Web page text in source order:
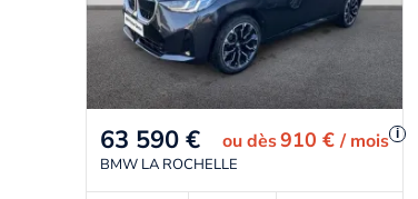
63 590 € oudès910 €/ mois i
BMW LA ROCHELLE